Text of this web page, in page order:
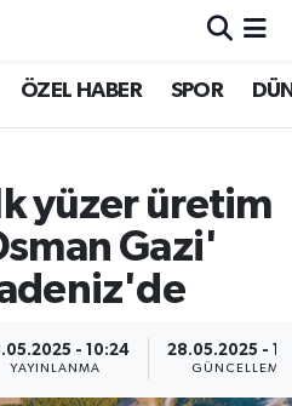
ÖZEL HABER SPOR
yüzer üretim
Gazi'
- 10:24
YAYINLANMA
28.05.2025 -
GÜNCELLEME